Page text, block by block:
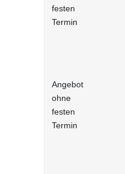
festen
Termin
Angebot
ohne
festen
Termin